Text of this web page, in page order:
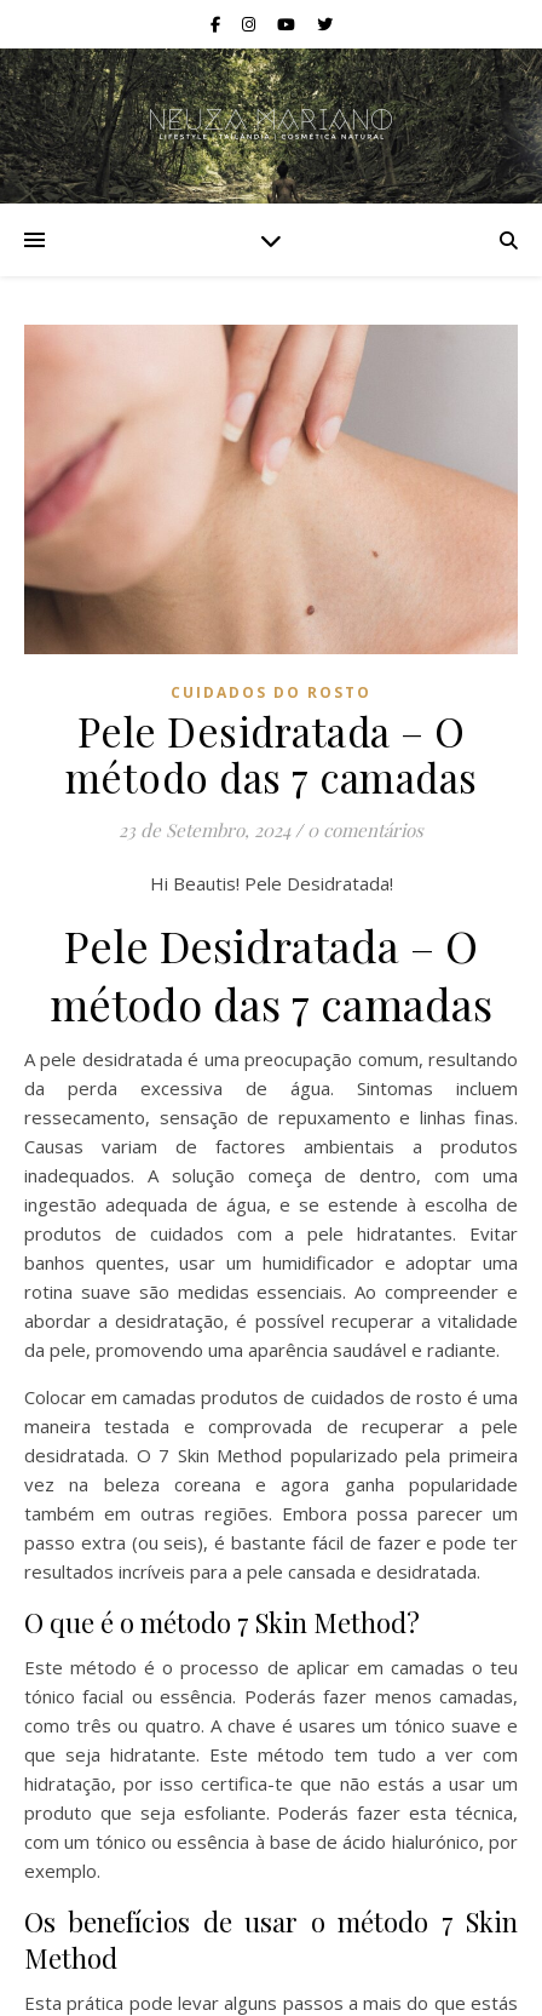
CUIDADOS DO ROSTO
Pele Desidratada – O
método das 7 camadas
23 de Setembro, 2024 / 0 comentários
Hi Beautis! Pele Desidratada!
Pele Desidratada – O
método das 7 camadas
A pele desidratada é uma preocupação comum, resultando
da perda excessiva de água. Sintomas incluem
ressecamento, sensação de repuxamento e linhas finas.
Causas variam de factores ambientais a produtos
inadequados. A solução começa de dentro, com uma
ingestão adequada de água, e se estende à escolha de
produtos de cuidados com a pele hidratantes. Evitar
banhos quentes, usar um humidificador e adoptar uma
rotina suave são medidas essenciais. Ao compreender e
abordar a desidratação, é possível recuperar a vitalidade
da pele, promovendo uma aparência saudável e radiante.
Colocar em camadas produtos de cuidados de rosto é uma
maneira testada e comprovada de recuperar a pele
desidratada. O 7 Skin Method popularizado pela primeira
vez na beleza coreana e agora ganha popularidade
também em outras regiões. Embora possa parecer um
passo extra (ou seis), é bastante fácil de fazer e pode ter
resultados incríveis para a pele cansada e desidratada.
O que é o método 7 Skin Method?
Este método é o processo de aplicar em camadas o teu
tónico facial ou essência. Poderás fazer menos camadas,
como três ou quatro. A chave é usares um tónico suave e
que seja hidratante. Este método tem tudo a ver com
hidratação, por isso certifica-te que não estás a usar um
produto que seja esfoliante. Poderás fazer esta técnica,
com um tónico ou essência à base de ácido hialurónico, por
exemplo.
Os benefícios de usar o método 7 Skin
Method
Esta prática pode levar alguns passos a mais do que estás